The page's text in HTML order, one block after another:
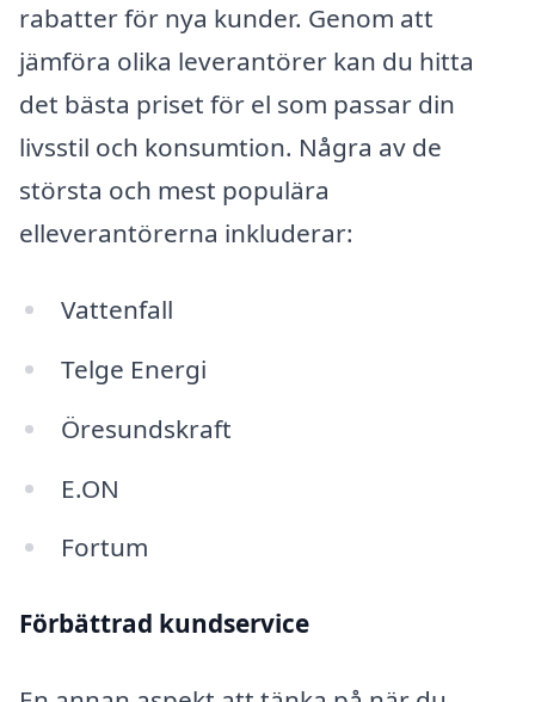
rabatter för nya kunder. Genom att
jämföra olika leverantörer kan du hitta
det bästa priset för el som passar din
livsstil och konsumtion. Några av de
största och mest populära
elleverantörerna inkluderar:
Vattenfall
Telge Energi
Öresundskraft
E.ON
Fortum
Förbättrad kundservice